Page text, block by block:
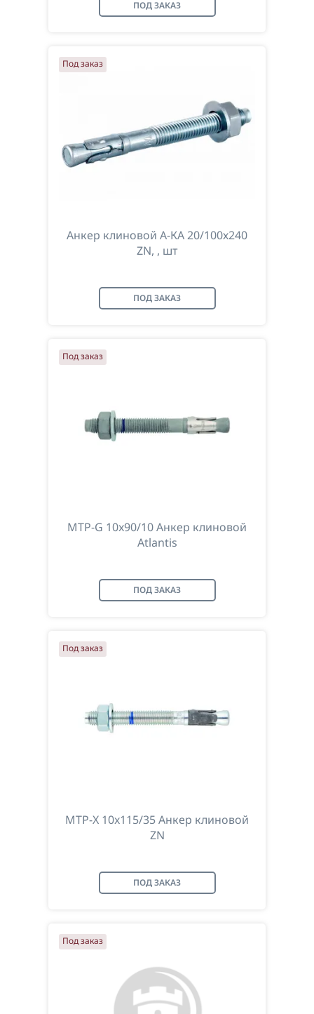
ПОД ЗАКАЗ
Анкер клиновой А-КА 20/100х240
ZN, , шт
ПОД ЗАКАЗ
Под заказ
MTP-G 10x90/10 Анкер клиновой
Atlantis
ПОД ЗАКАЗ
Под заказ
MTP-X 10x115/35 Анкер клиновой
ZN
ПОД ЗАКАЗ
Под заказ
Под заказ